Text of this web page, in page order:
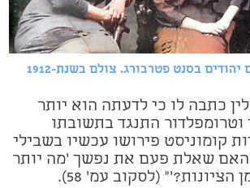
בסנט פטרבורג. צולם בשנת-1912
כתבה לו כי לדעתה הוא יותר
וטרומפלדור התנגד בתשובתו
קומוניסט פירושו עכשיו בשבילי
שאלת פעם את נפשך 'מה יותר
הציונות?'" (לסקוב עמ' 58).